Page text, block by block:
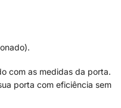
com as medidas da porta.
porta com eficiência sem